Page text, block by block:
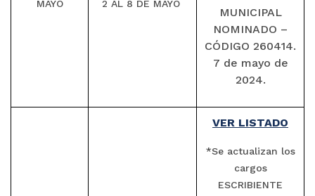
MAYO 2 AL 8 DE MAYO
MUNICIPAL
NOMINADO –
CÓDIGO 260414.
7 de mayo de
2024.
VER LISTADO
*Se actualizan los
cargos
ESCRIBIENTE